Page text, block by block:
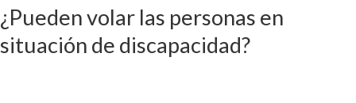
¿Pueden volar las personas en
situación de discapacidad?
las
personas